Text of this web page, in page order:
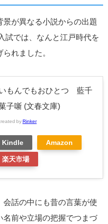
が異なる小説からの出題
試では、なんと江戸時代を
れました。
もんでもおひとつ 藍千
子噺 (文春文庫)
by Rinker
Kindle Amazon
楽天市場
話の中にも昔の言葉が使
名前や立場の把握でつまづ